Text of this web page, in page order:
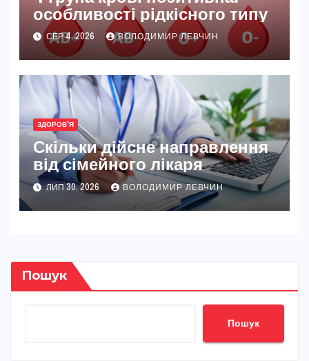
особливості рідкісного типу
СЕР 4, 2026 ВОЛОДИМИР ЛЕВЧИН
ЗДОРОВ'Я
Скільки дійсне направлення
від сімейного лікаря
ЛИП 30, 2026 ВОЛОДИМИР ЛЕВЧИН
Пошук
Пошук